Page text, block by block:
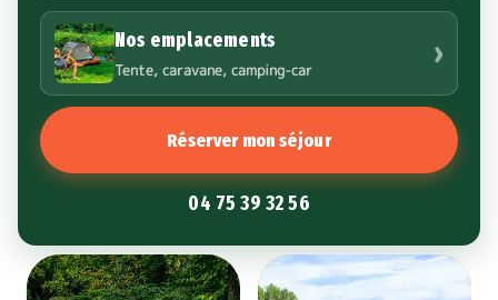
Nos emplacements
Tente, caravane, camping-car ›
Réserver mon séjour
04 75 39 32 56